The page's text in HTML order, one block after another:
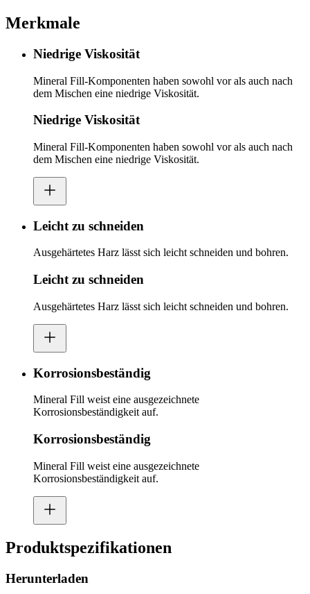
Merkmale
Niedrige Viskosität
Mineral Fill-Komponenten haben sowohl vor als auch nach
dem Mischen eine niedrige Viskosität.
Niedrige Viskosität
Mineral Fill-Komponenten haben sowohl vor als auch nach
dem Mischen eine niedrige Viskosität.
Leicht zu schneiden
Ausgehärtetes Harz lässt sich leicht schneiden und bohren.
Leicht zu schneiden
Ausgehärtetes Harz lässt sich leicht schneiden und bohren.
Korrosionsbeständig
Mineral Fill weist eine ausgezeichnete
Korrosionsbeständigkeit auf.
Korrosionsbeständig
Mineral Fill weist eine ausgezeichnete
Korrosionsbeständigkeit auf.
Produktspezifikationen
Herunterladen